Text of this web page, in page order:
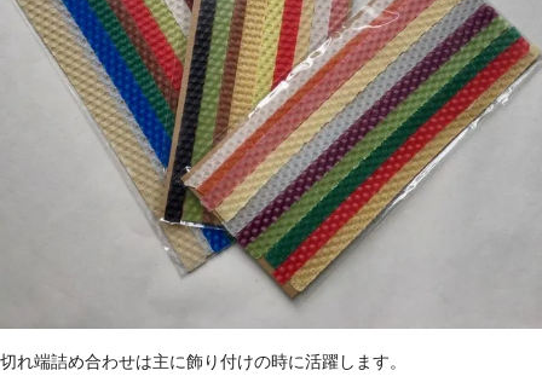
切れ端詰め合わせは主に飾り付けの時に活躍します。